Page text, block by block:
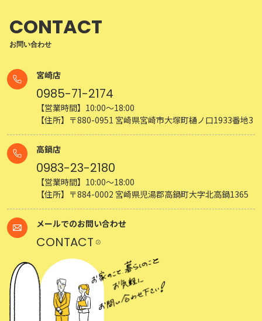
CONTACT
お問い合わせ
宮崎店
0985-71-2174
【営業時間】10:00～18:00
【住所】〒880-0951 宮崎県宮崎市大塚町樋ノ口1933番地3
高鍋店
0983-23-2180
【営業時間】10:00～18:00
【住所】〒884-0002 宮崎県児湯郡高鍋町大字北高鍋1365
メールでのお問い合わせ
CONTACT